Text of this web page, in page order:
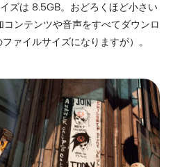
ズは 8.5GB。おどろくほど小さい
ンテンツや音声をすべてダウンロ
ァイルサイズになりますが）。